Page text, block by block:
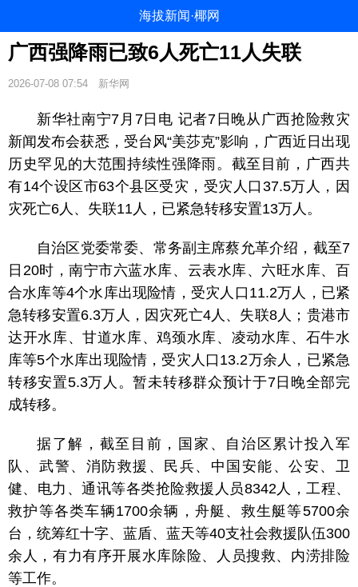
海拔新闻·椰网
广西强降雨已致6人死亡11人失联
2026-07-08 07:54 新华网
新华社南宁7月7日电 记者7日晚从广西抢险救灾
新闻发布会获悉，受台风“美莎克”影响，广西近日出现
历史罕见的大范围持续性强降雨。截至目前，广西共
有14个设区市63个县区受灾，受灾人口37.5万人，因
灾死亡6人、失联11人，已紧急转移安置13万人。
自治区党委常委、常务副主席蔡允革介绍，截至7
日20时，南宁市六蓝水库、云表水库、六旺水库、百
合水库等4个水库出现险情，受灾人口11.2万人，已紧
急转移安置6.3万人，因灾死亡4人、失联8人；贵港市
达开水库、甘道水库、鸡颈水库、凌动水库、石牛水
库等5个水库出现险情，受灾人口13.2万余人，已紧急
转移安置5.3万人。暂未转移群众预计于7日晚全部完
成转移。
据了解，截至目前，国家、自治区累计投入军
队、武警、消防救援、民兵、中国安能、公安、卫
健、电力、通讯等各类抢险救援人员8342人，工程、
救护等各类车辆1700余辆，舟艇、救生艇等5700余
台，统筹红十字、蓝盾、蓝天等40支社会救援队伍300
余人，有力有序开展水库除险、人员搜救、内涝排险
等工作。